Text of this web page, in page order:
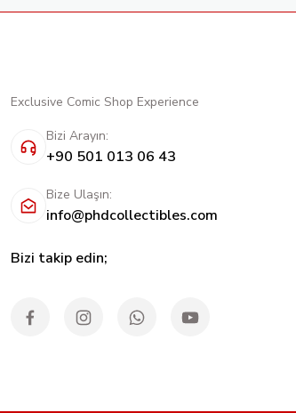
Exclusive Comic Shop Experience
Bizi Arayın:
+90 501 013 06 43
Bize Ulaşın:
info@phdcollectibles.com
Bizi takip edin;